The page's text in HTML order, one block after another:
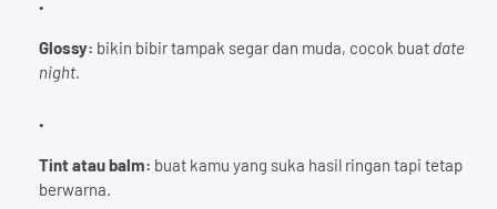
Glossy: bikin bibir tampak segar dan muda, cocok buat date
night.
Tint atau balm: buat kamu yang suka hasil ringan tapi tetap
berwarna.